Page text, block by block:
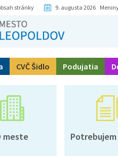
stránky 9. augusta 2026
CVČ Šidlo Podujatia
meste